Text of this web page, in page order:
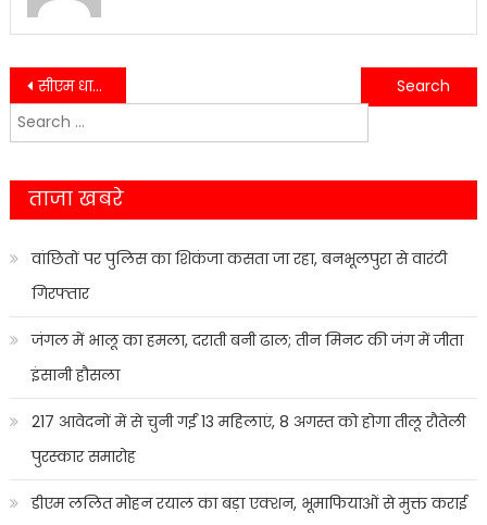
Post
navigation
सीएम धामी बोले “आपकी जड़ों में बसी है उत्तराखंड की आत्मा, मिलकर बनाएंगे स्वर्णिम राज्य”….
हल्द्वानी में दर्दनाक सड़क हादसा फर्नीचर कारोबारी की मौत, रिश्तेदार गंभीर घायल….
Search
for:
ताजा खबरे
वांछितों पर पुलिस का शिकंजा कसता जा रहा, बनभूलपुरा से वारंटी
गिरफ्तार
जंगल में भालू का हमला, दराती बनी ढाल; तीन मिनट की जंग में जीता
इंसानी हौसला
217 आवेदनों में से चुनी गईं 13 महिलाएं, 8 अगस्त को होगा तीलू रौतेली
पुरस्कार समारोह
डीएम ललित मोहन रयाल का बड़ा एक्शन, भूमाफियाओं से मुक्त कराई